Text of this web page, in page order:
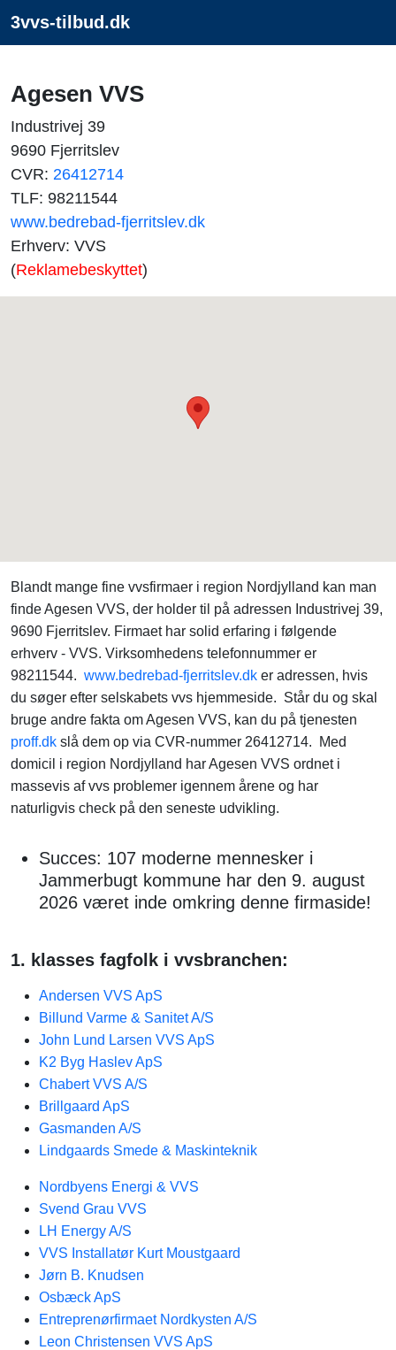
3vvs-tilbud.dk
Agesen VVS
Industrivej 39
9690 Fjerritslev
CVR: 26412714
TLF: 98211544
www.bedrebad-fjerritslev.dk
Erhverv: VVS
(Reklamebeskyttet)
Blandt mange fine vvsfirmaer i region Nordjylland kan man
finde Agesen VVS, der holder til på adressen Industrivej 39,
9690 Fjerritslev. Firmaet har solid erfaring i følgende
erhverv - VVS. Virksomhedens telefonnummer er
98211544. www.bedrebad-fjerritslev.dk er adressen, hvis
du søger efter selskabets vvs hjemmeside. Står du og skal
bruge andre fakta om Agesen VVS, kan du på tjenesten
proff.dk slå dem op via CVR-nummer 26412714. Med
domicil i region Nordjylland har Agesen VVS ordnet i
massevis af vvs problemer igennem årene og har
naturligvis check på den seneste udvikling.
Succes: 107 moderne mennesker i
Jammerbugt kommune har den 9. august
2026 været inde omkring denne firmaside!
1. klasses fagfolk i vvsbranchen:
Andersen VVS ApS
Billund Varme & Sanitet A/S
John Lund Larsen VVS ApS
K2 Byg Haslev ApS
Chabert VVS A/S
Brillgaard ApS
Gasmanden A/S
Lindgaards Smede & Maskinteknik
Nordbyens Energi & VVS
Svend Grau VVS
LH Energy A/S
VVS Installatør Kurt Moustgaard
Jørn B. Knudsen
Osbæck ApS
Entreprenørfirmaet Nordkysten A/S
Leon Christensen VVS ApS